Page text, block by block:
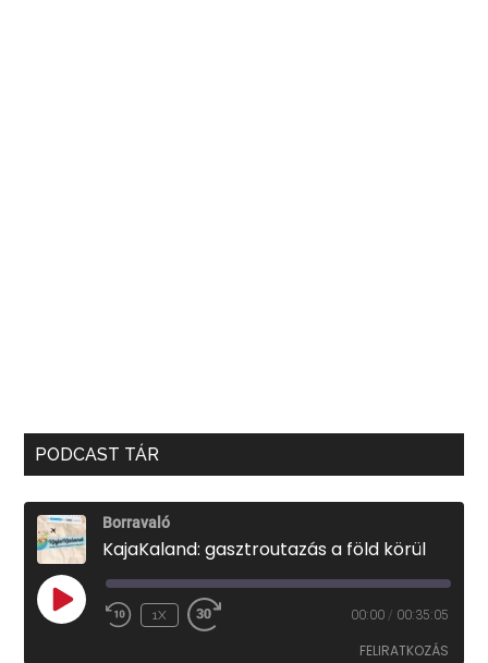
PODCAST TÁR
Borravaló
KajaKaland: gasztroutazás a föld körül
PLAY
EPISODE
1X 00:00 / 00:35:05
FELIRATKOZÁS